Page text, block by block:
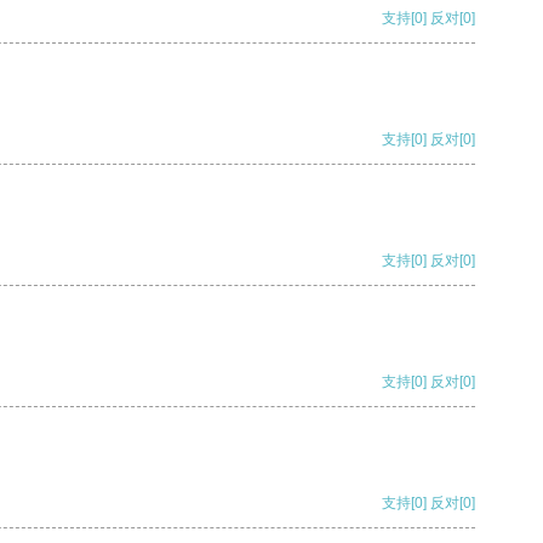
支持[0] 反对[0]
支持[0] 反对[0]
支持[0] 反对[0]
支持[0] 反对[0]
支持[0] 反对[0]